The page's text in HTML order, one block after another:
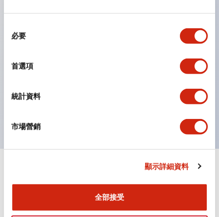
必要
首選項
統計資料
市場營銷
顯示詳細資料
全部接受
易於標記作業，能即時應對突發的顯示規格變更，支援標
即使在明亮環境下也易於確認點燈，配備聚光照光。（F
UL、c-UL及TUV認證品。符合EN標準。 ※關於認證品
型錄和宣傳手冊 認證與標準 技術文件 其他